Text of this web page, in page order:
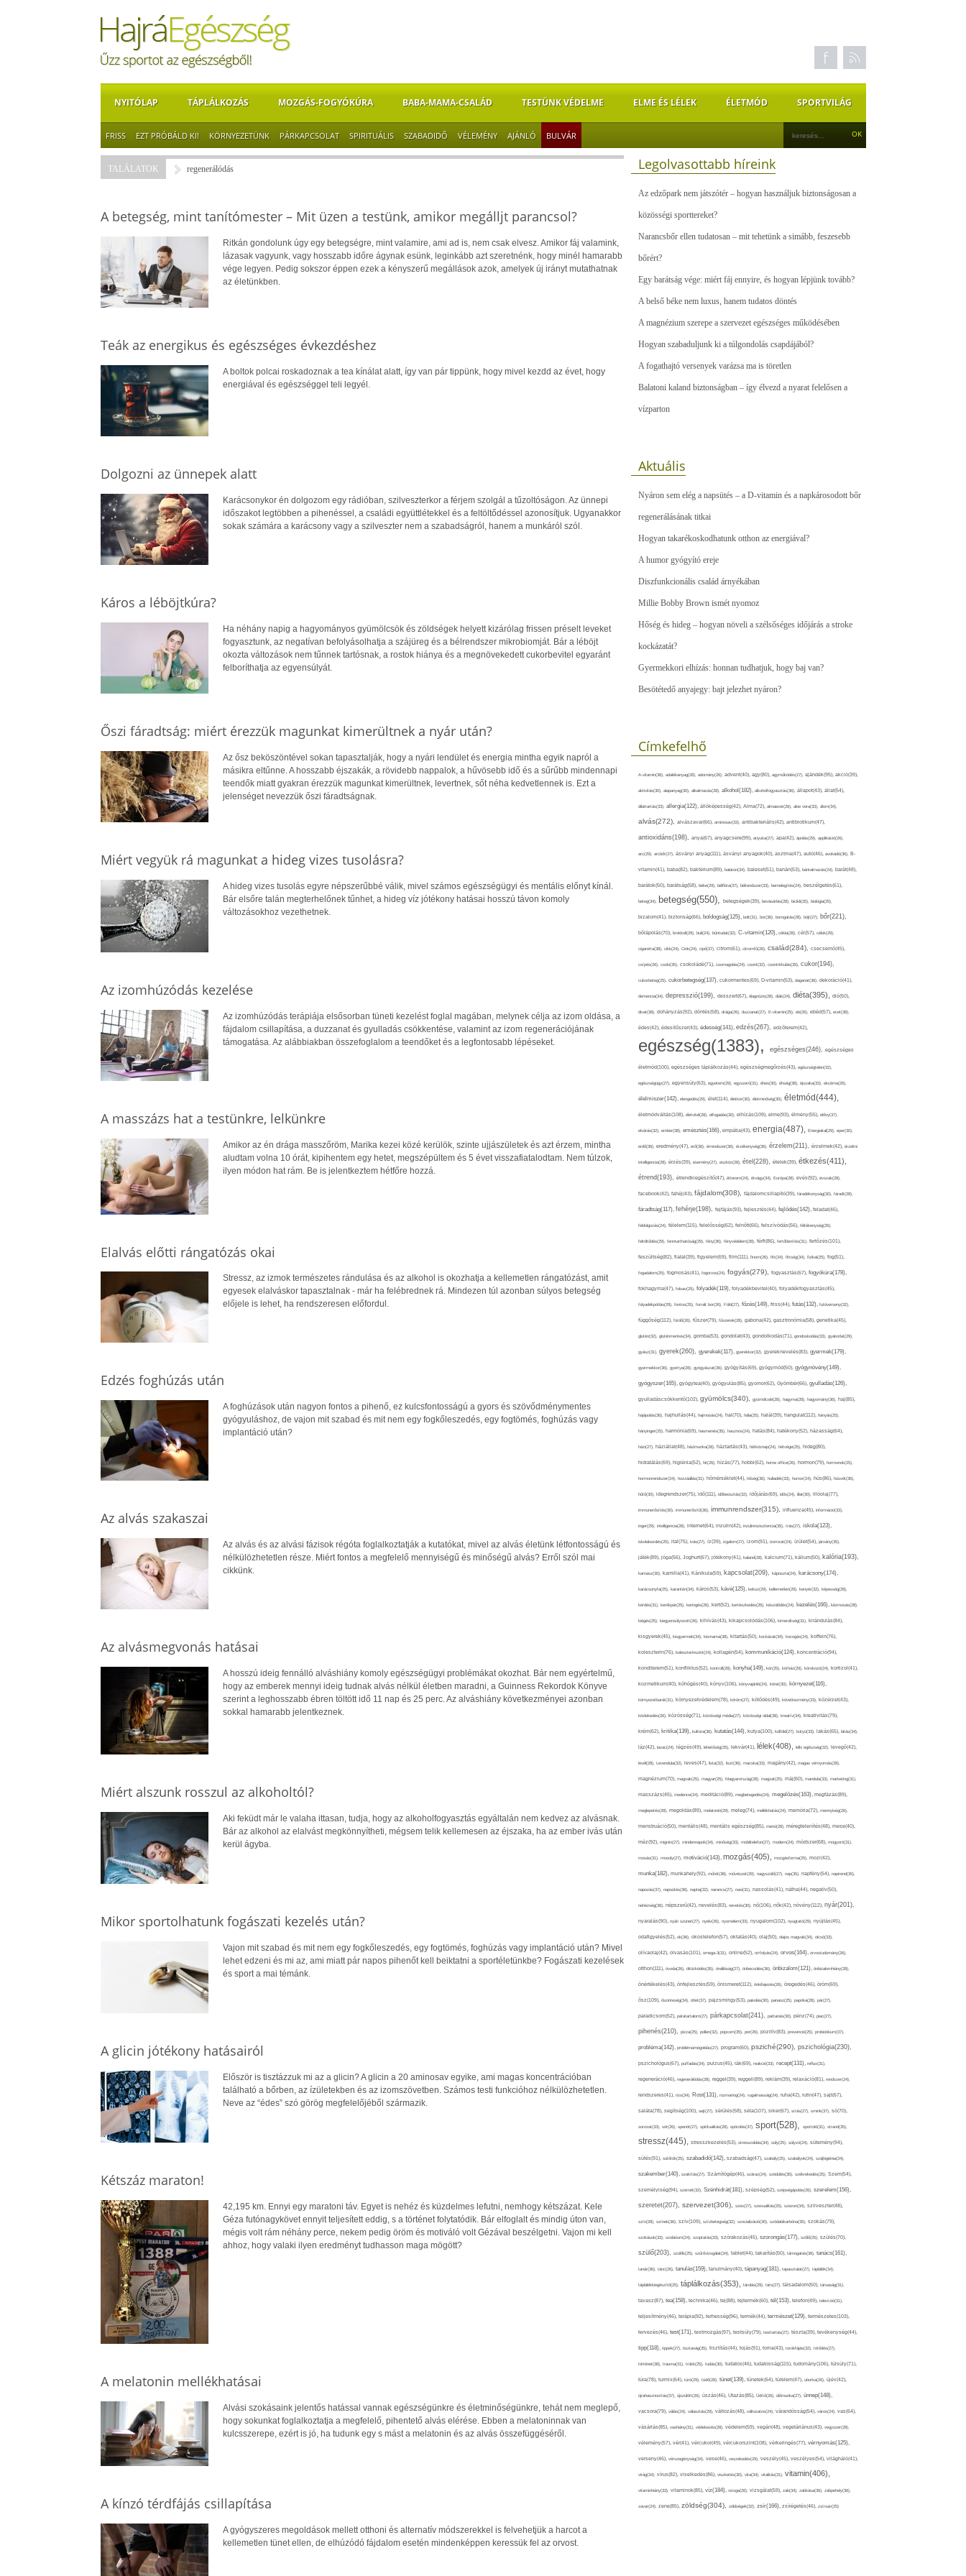
NYITÓLAP TÁPLÁLKOZÁS MOZGÁS-FOGYÓKÚRA BABA-MAMA-CSALÁD TESTÜNK VÉDELME ELME ÉS LÉLEK ÉLETMÓD SPORTVILÁG
FRISS EZT PRÓBÁLD KI! KÖRNYEZETÜNK PÁRKAPCSOLAT SPIRITUÁLIS SZABADIDŐ VÉLEMÉNY AJÁNLÓ BULVÁR
TALÁLATOK regenerálódás
A betegség, mint tanítómester – Mit üzen a testünk, amikor megálljt parancsol?
Ritkán gondolunk úgy egy betegségre, mint valamire, ami ad is, nem csak elvesz. Amikor fáj valamink,
lázasak vagyunk, vagy hosszabb időre ágynak esünk, leginkább azt szeretnénk, hogy minél hamarabb
vége legyen. Pedig sokszor éppen ezek a kényszerű megállások azok, amelyek új irányt mutathatnak
az életünkben.
Teák az energikus és egészséges évkezdéshez
A boltok polcai roskadoznak a tea kínálat alatt, így van pár tippünk, hogy mivel kezdd az évet, hogy
energiával és egészséggel teli legyél.
Dolgozni az ünnepek alatt
Karácsonykor én dolgozom egy rádióban, szilveszterkor a férjem szolgál a tűzoltóságon. Az ünnepi
időszakot legtöbben a pihenéssel, a családi együttlétekkel és a feltöltődéssel azonosítjuk. Ugyanakkor
sokak számára a karácsony vagy a szilveszter nem a szabadságról, hanem a munkáról szól.
Káros a léböjtkúra?
Ha néhány napig a hagyományos gyümölcsök és zöldségek helyett kizárólag frissen préselt leveket
fogyasztunk, az negatívan befolyásolhatja a szájüreg és a bélrendszer mikrobiomját. Bár a léböjt
okozta változások nem tűnnek tartósnak, a rostok hiánya és a megnövekedett cukorbevitel egyaránt
felboríthatja az egyensúlyát.
Őszi fáradtság: miért érezzük magunkat kimerültnek a nyár után?
Az ősz beköszöntével sokan tapasztalják, hogy a nyári lendület és energia mintha egyik napról a
másikra eltűnne. A hosszabb éjszakák, a rövidebb nappalok, a hűvösebb idő és a sűrűbb mindennapi
teendők miatt gyakran érezzük magunkat kimerültnek, levertnek, sőt néha kedvetlennek is. Ezt a
jelenséget nevezzük őszi fáradtságnak.
Miért vegyük rá magunkat a hideg vizes tusolásra?
A hideg vizes tusolás egyre népszerűbbé válik, mivel számos egészségügyi és mentális előnyt kínál.
Bár elsőre talán megterhelőnek tűnhet, a hideg víz jótékony hatásai hosszú távon komoly
változásokhoz vezethetnek.
Az izomhúzódás kezelése
Az izomhúzódás terápiája elsősorban tüneti kezelést foglal magában, melynek célja az izom oldása, a
fájdalom csillapítása, a duzzanat és gyulladás csökkentése, valamint az izom regenerációjának
támogatása. Az alábbiakban összefoglalom a teendőket és a legfontosabb lépéseket.
A masszázs hat a testünkre, lelkünkre
Amikor az én drága masszőröm, Marika kezei közé kerülök, szinte ujjászületek és azt érzem, mintha
aludtam volna 10 órát, kipihentem egy hetet, megszépültem és 5 évet visszafiatalodtam. Nem túlzok,
ilyen módon hat rám. Be is jelentkeztem hétfőre hozzá.
Elalvás előtti rángatózás okai
Stressz, az izmok természetes rándulása és az alkohol is okozhatja a kellemetlen rángatózást, amit
egyesek elalváskor tapasztalnak - már ha felébrednek rá. Mindezen túl azonban súlyos betegség
előjele is lehet, ha rendszeresen előfordul.
Edzés foghúzás után
A foghúzások után nagyon fontos a pihenő, ez kulcsfontosságú a gyors és szövődménymentes
gyógyuláshoz, de vajon mit szabad és mit nem egy fogkőleszedés, egy fogtömés, foghúzás vagy
implantáció után?
Az alvás szakaszai
Az alvás és az alvási fázisok régóta foglalkoztatják a kutatókat, mivel az alvás életünk létfontosságú és
nélkülözhetetlen része. Miért fontos a megfelelő mennyiségű és minőségű alvás? Erről szól mai
cikkünk.
Az alvásmegvonás hatásai
A hosszú ideig fennálló alváshiány komoly egészségügyi problémákat okozhat. Bár nem egyértelmű,
hogy az emberek mennyi ideig tudnak alvás nélkül életben maradni, a Guinness Rekordok Könyve
szerint a leghosszabb ébren töltött idő 11 nap és 25 perc. Az alváshiány következményei azonban
sokkal hamarabb jelentkeznek.
Miért alszunk rosszul az alkoholtól?
Aki feküdt már le valaha ittasan, tudja, hogy az alkoholfogyasztás egyáltalán nem kedvez az alvásnak.
Bár az alkohol az elalvást megkönnyítheti, mégsem telik kellemesen az éjszaka, ha az ember ivás után
kerül ágyba.
Mikor sportolhatunk fogászati kezelés után?
Vajon mit szabad és mit nem egy fogkőleszedés, egy fogtömés, foghúzás vagy implantáció után? Mivel
lehet edzeni és mi az, ami miatt pár napos pihenőt kell beiktatni a sportéletünkbe? Fogászati kezelések
és sport a mai témánk.
A glicin jótékony hatásairól
Először is tisztázzuk mi az a glicin? A glicin a 20 aminosav egyike, ami magas koncentrációban
található a bőrben, az ízületekben és az izomszövetben. Számos testi funkcióhoz nélkülözhetetlen.
Neve az “édes” szó görög megfelelőjéből származik.
Kétszáz maraton!
42,195 km. Ennyi egy maratoni táv. Egyet is nehéz és küzdelmes lefutni, nemhogy kétszázat. Kele
Géza futónagykövet ennyit teljesített eddig, s a történet folytatódik. Bár elfoglalt és mindig úton van,
mégis volt rám néhány perce, nekem pedig öröm és motiváló volt Gézával beszélgetni. Vajon mi kell
ahhoz, hogy valaki ilyen eredményt tudhasson maga mögött?
A melatonin mellékhatásai
Alvási szokásaink jelentős hatással vannak egészségünkre és életminőségünkre, tehát nem meglepő,
hogy sokunkat foglalkoztatja a megfelelő, pihentető alvás elérése. Ebben a melatoninnak van
kulcsszerepe, ezért is jó, ha tudunk egy s mást a melatonin és az alvás összefüggéséről.
A kínzó térdfájás csillapítása
A gyógyszeres megoldások mellett otthoni és alternatív módszerekkel is felvehetjük a harcot a
kellemetlen tünet ellen, de elhúzódó fájdalom esetén mindenképpen keressük fel az orvost.
Legolvasottabb híreink
Az edzőpark nem játszótér – hogyan használjuk biztonságosan a
közösségi sporttereket?
Narancsbőr ellen tudatosan – mit tehetünk a simább, feszesebb
bőrért?
Egy barátság vége: miért fáj ennyire, és hogyan lépjünk tovább?
A belső béke nem luxus, hanem tudatos döntés
A magnézium szerepe a szervezet egészséges működésében
Hogyan szabaduljunk ki a túlgondolás csapdájából?
A fogathajtó versenyek varázsa ma is töretlen
Balatoni kaland biztonságban – így élvezd a nyarat felelősen a
vízparton
Aktuális
Nyáron sem elég a napsütés – a D-vitamin és a napkárosodott bőr
regenerálásának titkai
Hogyan takarékoskodhatunk otthon az energiával?
A humor gyógyító ereje
Diszfunkcionális család árnyékában
Millie Bobby Brown ismét nyomoz
Hőség és hideg – hogyan növeli a szélsőséges időjárás a stroke
kockázatát?
Gyermekkori elhízás: honnan tudhatjuk, hogy baj van?
Besötétedő anyajegy: bajt jelezhet nyáron?
Címkefelhő
A-vitamin(36), adalékanyag(28), adomány(26), advent(40), agy(80), agyműködés(27), ajándék(95), akció(39),
aktivitás(30), alapanyag(30), alkalmazás(28), alkohol(182), alkoholfogyasztás(36), állapot(43), állat(54),
állattartás(33), allergia(122), állóképesség(42), Alma(72), almaecet(26), aloe vera(33), álom(34),
alvás(272), alvászavar(66), aminosav(33), antibakteriális(42), antibiotikum(47),
antioxidáns(198), anya(67), anyagcsere(99), anyuka(27), apa(42), ápolás(29), applikáció(26),
arc(29), arcbőr(27), ásványi anyag(111), ásványi anyagok(40), asztma(47), autó(46), avokádó(36), B-
vitamin(41), baba(82), baktérium(89), balaton(34), baleset(51), banán(53), bántalmazás(24), barát(48),
barátok(50), barátság(58), béke(29), bélflóra(37), bélrendszer(33), bemelegítés(24), beszélgetés(61),
beteg(34), betegség(550), betegségek(39), bevásárlás(28), bicikli(25), biológia(25),
bizalom(41), biztonság(66), boldogság(125), bolt(31), bor(36), borogatás(28), böjt(27), bőr(221),
bőrápolás(70), brokkoli(29), buli(24), bűntudat(32), C-vitamin(120), cékla(28), cél(57), célok(29),
cigaretta(38), cikk(24), Cink(24), cipő(37), citrom(61), citromfű(26), család(284), csecsemő(45),
csípés(26), csoki(35), csokoládé(71), csomagolás(24), csont(32), csontritkulás(35), cukor(194),
cukorbeteg(25), cukorbetegség(137), cukormentes(69), D-vitamin(53), daganat(36), dekoráció(41),
demencia(34), depresszió(199), desszert(67), diagnózis(28), diák(24), diéta(395), dió(50),
divat(38), dohányzás(92), döntés(58), drága(26), duzzanat(27), E-vitamin(25), eb(26), ebéd(57), ecet(38),
édes(42), édesítőszer(43), édesség(141), edzés(267), edzőterem(42),
egészség(1383), egészséges(246), egészséges
életmód(100), egészséges táplálkozás(44), egészségmegőrzés(43), egészségtelen(32),
egészségügy(27), egyensúly(63), egyetem(29), egyszerű(31), éhes(30), éhség(38), éjszaka(33), ekcéma(26),
élelmiszer(142), elengedés(29), élet(114), életkor(30), életminőség(30), életmód(444),
életmódváltás(108), életvitel(28), elfogadás(30), elhízás(109), elme(93), élmény(55), előny(37),
elvárás(32), ember(38), emésztés(166), empátia(43), energia(487), Energiaital(29), eper(30),
erdő(36), eredmény(47), erő(36), érrendszer(36), érzékenység(36), érzelem(211), érzelmek(42), érzelmi
intelligencia(28), érzés(39), esemény(27), eszköz(28), étel(228), ételek(39), étkezés(411),
étrend(193), étrendkiegészítő(47), étterem(24), étvágy(34), Európa(28), evés(92), évszak(28),
facebook(42), fahéj(43), fájdalom(308), fájdalomcsillapító(39), fáradékonyság(30), fáradt(28),
fáradtság(117), fehérje(198), fejfájás(93), fejlesztés(44), fejlődés(142), feladat(46),
feldolgozás(24), félelem(115), felelősség(62), felnőtt(66), felszívódás(56), féltékenység(26),
feltöltődés(29), fenntarthatóság(29), fény(36), fényvédelem(28), férfi(86), fertőtlenítés(31), fertőzés(101),
feszültség(82), fiatal(39), figyelem(69), film(111), finom(26), fitt(34), fittség(34), fizikai(25), fog(51),
fogadalom(25), fogmosás(41), fogorvos(24), fogyás(279), fogyasztás(67), fogyókúra(178),
fokhagyma(47), folsav(25), folyadék(119), folyadékbevitel(40), folyadékfogyasztás(45),
folyadékpótlás(29), fontos(25), forralt bor(26), Föld(27), főzés(149), friss(44), futás(132), futóverseny(32),
függőség(112), fürdő(26), fűszer(79), fűszerek(28), gabona(42), gasztronómia(58), genetika(45),
glutén(32), gluténmentes(34), gomba(53), gondolat(43), gondolkodás(71), gondoskodás(33), gyakorlat(29),
gyász(31), gyerek(260), gyerekek(117), gyerekkor(32), gyereknevelés(83), gyermek(179),
gyermekkor(36), gyertya(28), gyógyászat(36), gyógyítás(69), gyógymód(50), gyógynövény(149),
gyógyszer(165), gyógytea(40), gyógyulás(85), gyomor(62), Gyömbér(66), gyulladás(126),
gyulladáscsökkentő(102), gyümölcs(340), gyümölcslé(28), hagyma(28), hagyomány(36), haj(85),
hajápolás(36), hajhullás(44), hajmosás(24), hal(70), hála(25), halál(39), hangulat(112), hányás(25),
hányinger(25), harmónia(69), hasmenés(35), hasznos(24), hatás(84), hatékony(52), házasság(64),
házi(27), háziállat(48), házimunka(28), háztartás(43), hétköznap(24), hétvége(25), hideg(80),
hidratálás(69), higiénia(52), hit(26), hízás(77), hobbi(62), home office(26), hormon(79), hormonok(25),
hormonrendszer(24), hozzáállás(31), hőmérséklet(44), hőség(36), hulladék(33), humor(24), hús(86), húsvét(36),
hűtő(30), idegrendszer(75), idő(111), időbeosztás(32), időjárás(69), idős(24), illat(30), illóolaj(77),
immunerősítés(30), immunerősítő(36), immunrendszer(315), influenza(45), információ(33),
inger(29), intelligencia(28), internet(64), inzulin(42), inzulinrezisztencia(35), írás(27), iskola(123),
iskolakezdés(25), ital(75), ivás(27), íz(39), izgalom(27), izom(91), izomzat(24), ízület(54), járvány(35),
játék(89), jóga(56), Joghurt(67), jótékony(41), kaland(28), kalcium(71), kálium(50), kalória(193),
kamasz(30), kamilla(41), Kánikula(59), kapcsolat(209), káposzta(24), karácsony(174),
karácsonyfa(25), karantén(34), káros(53), kávé(125), keksz(29), kellemetlen(29), kenyér(32), képesség(28),
kérdés(31), kerékpár(25), keringés(26), kert(52), kertészkedés(26), készülődés(24), kezelés(166), kézmosás(28),
kiégés(25), kiegyensúlyozott(26), kihívás(43), kikapcsolódás(106), kimerültség(31), kirándulás(84),
kisgyerek(45), kisgyermek(34), kismama(38), kitartás(50), kockázat(34), kocogás(24), koffein(76),
koleszterin(76), koleszterinszint(24), kollagén(54), kommunikáció(124), koncentráció(94),
konditerem(51), konfliktus(52), kontroll(28), konyha(149), kór(25), kórház(29), kórokozó(24), kortizol(41),
kozmetikum(40), köhögés(40), könyv(106), könyvajánló(24), köret(30), környezet(116),
környezetbarát(31), környezetvédelem(78), köröm(27), kötődés(49), következmény(33), közérzet(43),
közlekedés(26), közösség(71), közösségi média(27), közösségi oldal(38), kreatív(34), kreativitás(79),
krém(62), kritika(139), kultúra(36), kutatás(144), kutya(100), külföld(27), kütyü(33), lakás(65), látás(34),
láz(42), lazac(24), légzés(49), lehetőség(25), lekvár(41), lélek(408), lelki egészség(32), levegő(42),
levél(28), Levendula(32), leves(47), lista(32), liszt(36), macska(33), magány(42), magas vérnyomás(28),
magnézium(70), magvak(25), magyar(25), Magyarország(28), magzat(25), máj(60), mandula(33), marketing(31),
masszázs(45), medence(24), meditáció(89), megbetegedés(24), megelőzés(163), megfázás(89),
meglepetés(28), megoldás(89), melatonin(29), meleg(74), mellékhatás(24), memória(72), mennyiség(26),
menstruáció(50), mentális(48), mentális egészség(85), menü(28), méregtelenítés(48), mese(40),
méz(92), migrén(27), mindennapok(34), minőség(33), mobiltelefon(27), modern(24), módszer(68), mogyoró(31),
mosás(31), mosoly(27), motiváció(143), mozgás(405), mozgásforma(25), mozi(42),
munka(182), munkahely(92), műtét(38), művészet(29), nagyszülő(27), nap(35), napfény(54), napirend(35),
napozás(37), napsütés(38), naptej(32), narancs(27), nasi(31), nassolás(41), nátha(44), negatív(50),
nehézség(36), népszerű(42), nevelés(83), nevetés(30), nő(106), nők(42), növény(112), nyár(201),
nyaralás(90), nyári szünet(27), nyelv(26), nyomelem(33), nyugalom(102), nyugtató(29), nyújtás(45),
odafigyelés(52), ok(36), okostelefon(57), oktatás(40), olaj(50), olajos magvak(34), olcsó(33),
olívaolaj(42), olvasás(101), omega-3(31), online(52), orrfolyás(24), orvos(164), orvostudomány(26),
otthon(111), óvoda(26), öltözködés(35), önállóság(27), önbecsülés(36), önbizalom(121), önbizalomhiány(28),
önértékelés(43), önfejlesztés(59), önismeret(112), önkifejezés(26), öregedés(46), öröm(69),
ősz(109), őszinteség(34), ötlet(37), pajzsmirigy(53), pakolás(30), panasz(25), paprika(28), pár(27),
paradicsom(52), páratartalom(27), párkapcsolat(241), pattanás(30), pénz(74), piac(27),
pihenés(210), pizza(25), pollen(32), popcorn(35), por(26), pozitív(83), prevenció(25), probiotikum(37),
probléma(142), problémamegoldás(27), program(60), psziché(290), pszichológia(230),
pszichológus(67), puffadás(34), pulzus(45), rák(69), reakció(33), recept(131), reflux(31),
regeneráció(46), regenerálódás(28), reggel(39), reggeli(89), reklám(39), relaxáció(81), rendszer(24),
rendszeres(41), rizs(34), Rost(131), rozmaring(24), rugalmasság(24), ruha(42), rutin(47), sajt(67),
saláta(78), segítség(100), sejt(27), sérülés(58), séta(107), siker(67), sírás(27), smink(37), só(70),
sorozat(33), sör(26), spenót(27), spiritualitás(28), spórolás(37), sport(528), sportoló(31), strand(35),
stressz(445), stresszkezelés(53), stresszoldás(34), súly(25), súlyzó(24), sütemény(94),
sütés(91), sütőtök(25), szabadidő(142), szabadság(47), szabály(25), szabályok(24), szájhigiénia(24),
szakember(140), szakítás(27), Számítógép(46), száraz(24), szédülés(35), székrekedés(25), Szem(54),
személyiség(94), szemét(32), Szénhidrát(181), szépség(52), szépségápolás(26), szerelem(156),
szeretet(207), szervezet(306), szex(27), szexualitás(25), szezon(34), szilveszter(48),
szín(28), színek(36), szív(109), szívbetegség(32), szocializáció(30), szódabikarbóna(35), szokás(79),
szokások(33), szolárium(24), szoptatás(33), szórakozás(45), szorongás(177), szőlő(25), szülés(70),
szülő(203), szülők(25), szűrővizsgálat(34), tablet(44), takarítás(50), támogatás(36), tanács(161),
tanár(36), tánc(26), tanulás(159), tanulmány(40), tápanyag(181), tapasztalat(27), táplálék(34),
táplálékkiegészítő(25), táplálkozás(353), tárolás(29), társ(27), társadalom(50), társaság(31),
tavasz(87), tea(158), technika(46), tej(88), tejtermék(60), tél(153), telefon(49), televízió(31),
teljesítmény(46), terápia(92), terhesség(96), termék(44), természet(129), természetes(103),
tervezés(46), test(171), testmozgás(97), testsúly(79), testtartás(27), tészta(39), tevékenység(44),
tipp(118), tippek(27), tisztaság(35), tisztítás(44), tojás(91), torna(43), torokfájás(32), törődés(27),
történet(38), trauma(31), trükk(25), tudás(30), tudatos(46), tudatosság(115), tudomány(106), túlsúly(71),
túra(78), turmix(64), túró(29), tüdő(28), tünet(139), tünetek(64), türelem(47), uborka(26), újév(42),
újrahasznosítás(37), újszülött(26), úszás(46), Utazás(85), Üdítő(26), ülőmunka(27), ünnep(148),
vacsora(79), válás(24), választás(29), változás(48), változatos(24), várandósság(54), város(24), vas(64),
vásárlás(85), vashiány(31), védekezés(28), védelem(59), vegán(48), vegetáriánus(43), vegyszer(28),
vélemény(57), vér(41), vércukor(49), vércukorszint(108), vérkeringés(77), vérnyomás(125),
verseny(46), vérszegénység(34), vese(46), veszekedés(29), veszély(45), veszélyes(54), világháló(41),
virág(34), vírus(82), viselkedés(86), viszketés(30), vita(34), vitalitás(31), vitamin(406),
vitaminhiány(33), vitaminok(85), víz(184), vizsga(26), vizsgálat(59), zab(34), zabkása(36), zabpehely(36),
zavar(24), zene(85), zöldség(304), zöldségek(32), zsír(166), zsírégetés(46), zsírsav(25)